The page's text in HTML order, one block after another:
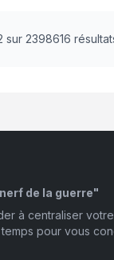
sur 2398616
de la guerre"
à centraliser
pour vous